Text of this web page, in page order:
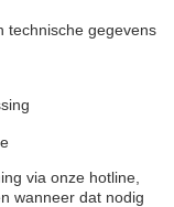
technische gegevens
via onze hotline,
wanneer dat nodig